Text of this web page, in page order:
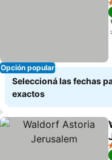
Opción popular
Seleccioná las fechas
exactos